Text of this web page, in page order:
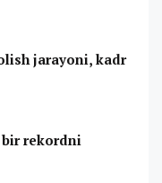
jarayoni, kadr
bir rekordni